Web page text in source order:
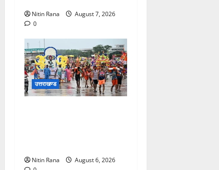
Nitin Rana
August 7, 2026
0
उत्तराखण्ड
Nitin Rana
August 6, 2026